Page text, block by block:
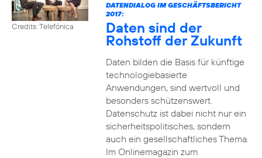
Credits: Telefónica
DATENDIALOG IM GESCHÄFTSBERICHT
2017:
Daten sind der
Rohstoff der Zukunft
Daten bilden die Basis für künftige
technologiebasierte
Anwendungen, sind wertvoll und
besonders schützenswert.
Datenschutz ist dabei nicht nur ein
sicherheitspolitisches, sondern
auch ein gesellschaftliches Thema.
Im Onlinemagazin zum